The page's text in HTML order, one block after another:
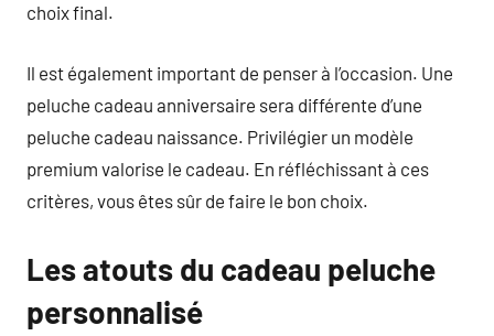
choix final.
Il est également important de penser à l’occasion. Une
peluche cadeau anniversaire sera différente d’une
peluche cadeau naissance. Privilégier un modèle
premium valorise le cadeau. En réfléchissant à ces
critères, vous êtes sûr de faire le bon choix.
Les atouts du cadeau peluche
personnalisé